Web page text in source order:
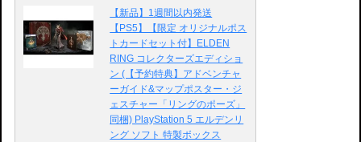
【新品】1週間以内発送
【PS5】【限定 オリジナルポス
トカードセット付】ELDEN
RING コレクターズエディショ
ン (【予約特典】アドベンチャ
ーガイド&マップポスター・ジ
ェスチャー「リングのポーズ」
同梱) PlayStation 5 エルデンリ
ング ソフト 特製ボックス